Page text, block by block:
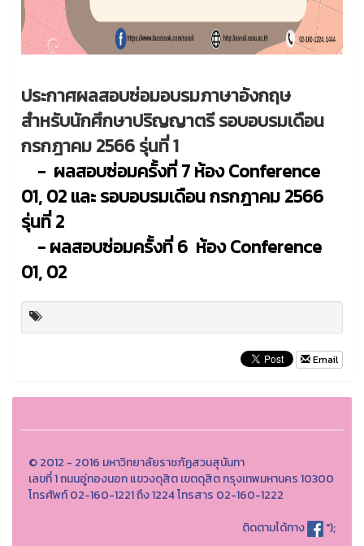
ประกาศผลสอบซ่อมอบรมภาษาอังกฤษ
สำหรับนักศึกษาปริญญาตรี รอบอบรมเดือน
กรกฎาคม 2566 รุ่นที่ 1
- ผลสอบซ่อมครั้งที่ 7 ห้อง Conference
01, 02 และ รอบอบรมเดือน กรกฎาคม 2566
รุ่นที่ 2
- ผลสอบซ่อมครั้งที่ 6 ห้อง Conference
01, 02
Email
© 2012 - 2016 มหาวิทยาลัยราชภัฏสวนสุนันทา
เลขที่ 1 ถนนอู่ทองนอก แขวงดุสิต เขตดุสิต กรุงเทพมหานคร 10300
โทรศัพท์ 02-160-1221 ถึง 1224 โทรสาร 02-160-1222
ติดตามได้ทาง
");